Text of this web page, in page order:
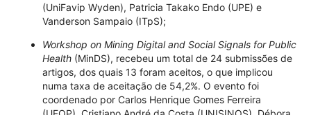
(UniFavip Wyden), Patricia Takako Endo (UPE) e
Vanderson Sampaio (ITpS);
Workshop on Mining Digital and Social Signals for Public
Health (MinDS), recebeu um total de 24 submissões de
artigos, dos quais 13 foram aceitos, o que implicou
numa taxa de aceitação de 54,2%. O evento foi
coordenado por Carlos Henrique Gomes Ferreira